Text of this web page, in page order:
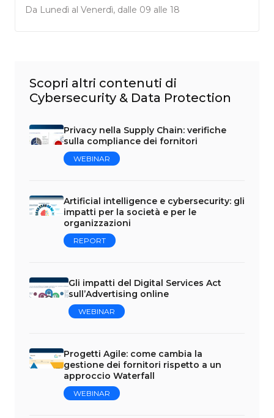
Da Lunedì al Venerdì, dalle 09 alle 18
Scopri altri contenuti di
Cybersecurity & Data Protection
Privacy nella Supply Chain: verifiche
sulla compliance dei fornitori
WEBINAR
Artificial intelligence e cybersecurity: gli
impatti per la società e per le
organizzazioni
REPORT
Gli impatti del Digital Services Act
sull’Advertising online
WEBINAR
Progetti Agile: come cambia la
gestione dei fornitori rispetto a un
approccio Waterfall
WEBINAR